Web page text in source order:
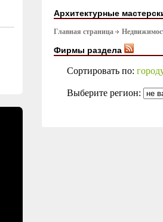
Архитектурные
Главная страница
Фирмы раздела
Сортировать по:
Выберите регион: